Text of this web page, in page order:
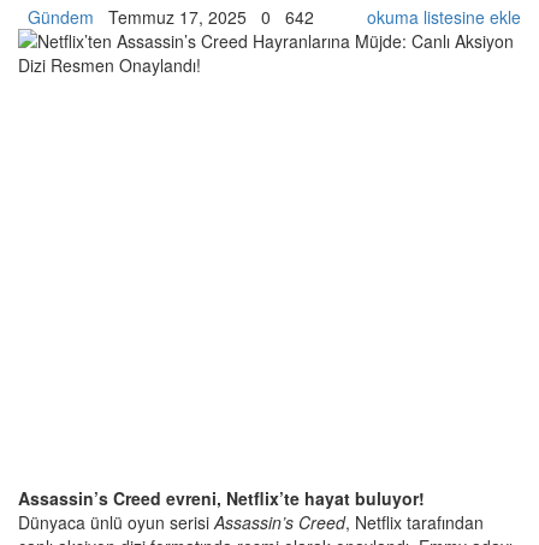
Gündem Temmuz 17, 2025 0 642 okuma listesine ekle
Assassin’s Creed evreni, Netflix’te hayat buluyor!
Dünyaca ünlü oyun serisi Assassin’s Creed, Netflix tarafından